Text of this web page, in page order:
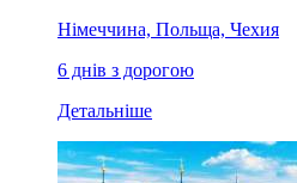
Німеччина, Польща, Чехия
6 днів з дорогою
Детальніше